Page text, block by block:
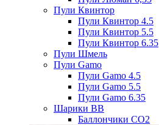
Пули Квинтор
Пули Квинтор 4.5
Пули Квинтор 5.5
Пули Квинтор 6.35
Пули Шмель
Пули Gamo
Пули Gamo 4.5
Пули Gamo 5.5
Пули Gamo 6.35
Шарики BB
Баллончики CO2